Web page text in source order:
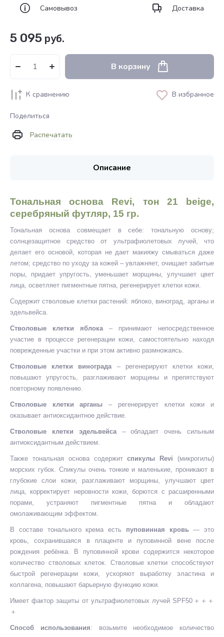
Самовывоз Доставка
5 095 руб.
В корзину
К сравнению В избранное
Поделиться
Распечатать
Описание
Тональная основа Revi, тон 21 beige,
серебряный футляр, 15 гр.
Тональная основа совмещает в себе: тональную основу;
солнцезащитное средство от ультрафиолетовых лучей, что
делает его основой, которая не дает макияжу смываться даже
летом; средство по уходу за кожей – увлажняет, очищает забитые
поры, придает упругость, уменьшает морщины, улучшает цвет
лица, осветляет пигментные пятна, регенерирует клетки кожи.
Содержит стволовые клетки растений: яблоко, виноград, арганы и
эдельвейса.
Стволовые клетки яблока – принимают непосредственное
участие в процессе регенерации кожи, самостоятельно находя
поврежденные участки и при этом активно размножаясь.
Стволовые клетки винограда – регенерируют клетки кожи,
повышают упругость, разглаживают морщины и препятствуют
повторному появлению.
Стволовые клетки арганы – регенерирует клетки кожи и
оказывает антиоксидантное действие.
Стволовые клетки эдельвейса– обладает очень сильным
антиоксидантным действием.
Также тональная основа содержитспикулы Revi (микрогилы)
морских губок. Спикулы очень тонкие и маленькие, проникают в
глубокие слои кожи, разглаживают морщины, улучшают цвет
лица, корректирует неровности кожи, борются с расширенными
порами, устраняют пигментные пятна и обладают
омолаживающим эффектом.
В составе тонального крема есть пуповинная кровь— это
кровь, сохранившаяся в плаценте и пуповинной вене после
рождения ребёнка. В пуповинной крови содержится некоторое
количество стволовых клеток. Стволовые клетки способствуют
быстрой регенерации кожи, ускоряют выработку эластина и
коллагена, повышают барьерную функцию кожи.
Имеет фактор защиты от ультрафиолетовых лучей SPF50＋＋＋
＋
Способ использования: возьмите необходимое количество